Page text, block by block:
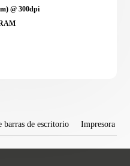
barras de escritorio Impresora
@ 300dpi